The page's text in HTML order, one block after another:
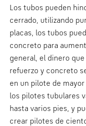
Los tubos pueden
cerrado, utilizando
placas, los tubos
concreto para
general, el dinero
refuerzo y concreto
en un pilote de
los pilotes tubulares
hasta varios pies, y
crear pilotes de